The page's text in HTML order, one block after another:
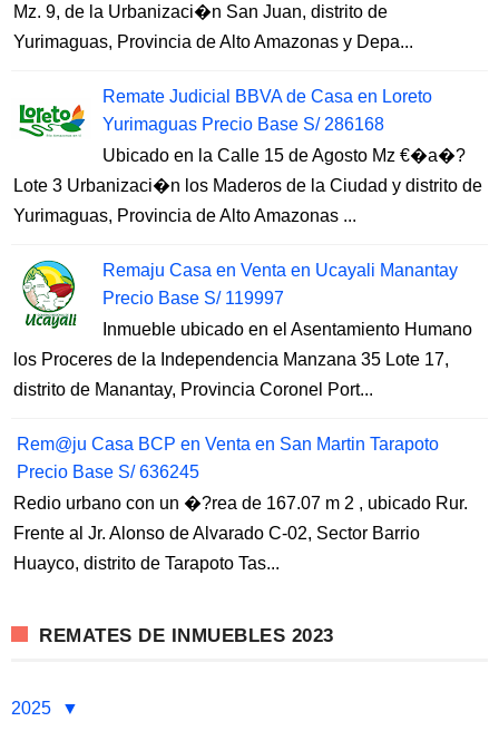
Mz. 9, de la Urbanizaci�n San Juan, distrito de
Yurimaguas, Provincia de Alto Amazonas y Depa...
Remate Judicial BBVA de Casa en Loreto
Yurimaguas Precio Base S/ 286168
Ubicado en la Calle 15 de Agosto Mz €�a�?
Lote 3 Urbanizaci�n los Maderos de la Ciudad y distrito de
Yurimaguas, Provincia de Alto Amazonas ...
Remaju Casa en Venta en Ucayali Manantay
Precio Base S/ 119997
Inmueble ubicado en el Asentamiento Humano
los Proceres de la Independencia Manzana 35 Lote 17,
distrito de Manantay, Provincia Coronel Port...
Rem@ju Casa BCP en Venta en San Martin Tarapoto
Precio Base S/ 636245
Redio urbano con un �?rea de 167.07 m 2 , ubicado Rur.
Frente al Jr. Alonso de Alvarado C-02, Sector Barrio
Huayco, distrito de Tarapoto Tas...
REMATES DE INMUEBLES 2023
2025